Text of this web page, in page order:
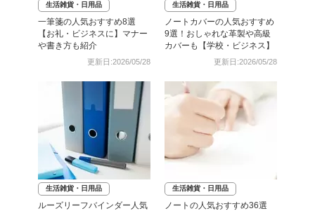
生活雑貨・日用品
一筆箋の人気おすすめ8選
【お礼・ビジネスに】マナー
や書き方も紹介
更新日:2026/05/28
生活雑貨・日用品
ノートカバーの人気おすすめ
9選！おしゃれな革製や高級
カバーも【学校・ビジネス】
更新日:2026/05/28
生活雑貨・日用品
ルーズリーフバインダー人気
生活雑貨・日用品
ノートの人気おすすめ36選